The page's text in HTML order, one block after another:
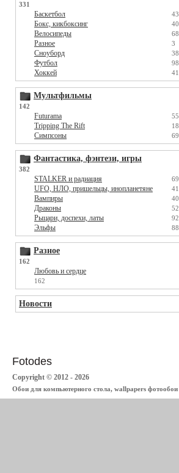
331
Баскетбол 43
Бокс, кикбоксинг 40
Велосипеды 68
Разное 3
Сноуборд 38
Футбол 98
Хоккей 41
Мультфильмы
142
Futurama 55
Tripping The Rift 18
Симпсоны 69
Фантастика, фэнтези, игры
382
STALKER и радиация 69
UFO, НЛО, пришельцы, инопланетяне 41
Вампиры 40
Драконы 52
Рыцари, доспехи, латы 92
Эльфы 88
Разное
162
Любовь и сердце
162
Новости
Fotodes
Copyright © 2012 - 2026
Обои для компьютерного стола, wallpapers фотообои